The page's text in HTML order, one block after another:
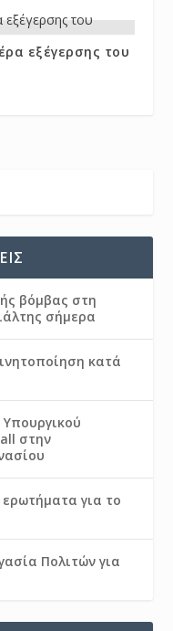
εξέγερσης του
βόμβας στη
σήμερα
κατά
στην
για το
Πολιτών για